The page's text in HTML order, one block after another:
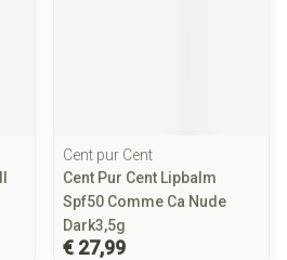
Cent pur Cent
Cent Pur Cent Lipbalm
Spf50 Comme Ca Nude
Dark3,5g
€ 27,99